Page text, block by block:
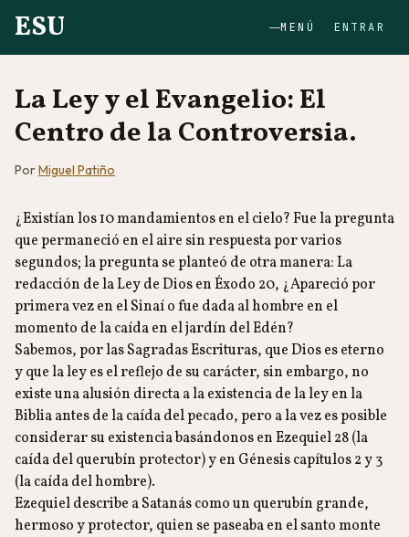
ESU MENÚ ENTRAR
La Ley y el Evangelio: El
Centro de la Controversia.
PorMiguel Patiño
¿Existían los 10 mandamientos en el cielo? Fue la pregunta
que permaneció en el aire sin respuesta por varios
segundos; la pregunta se planteó de otra manera: La
redacción de la Ley de Dios en Éxodo 20, ¿Apareció por
primera vez en el Sinaí o fue dada al hombre en el
momento de la caída en el jardín del Edén?
Sabemos, por las Sagradas Escrituras, que Dios es eterno
y que la ley es el reflejo de su carácter, sin embargo, no
existe una alusión directa a la existencia de la ley en la
Biblia antes de la caída del pecado, pero a la vez es posible
considerar su existencia basándonos en Ezequiel 28 (la
caída del querubín protector) y en Génesis capítulos 2 y 3
(la caída del hombre).
Ezequiel describe a Satanás como un querubín grande,
hermoso y protector, quien se paseaba en el santo monte